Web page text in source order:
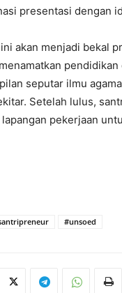
presentasi dengan
akan menjadi bekal
seputar ilmu
Setelah lulus,
pekerjaan
#unsoed